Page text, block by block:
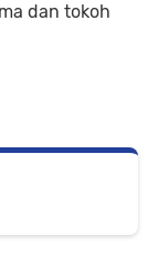
dan tokoh